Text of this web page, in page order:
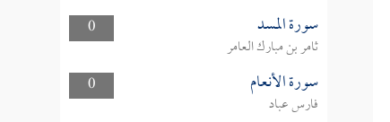
0 سورة المسد
ثامر بن مبارك العامر
0
سورة الأنعام
فارس عباد